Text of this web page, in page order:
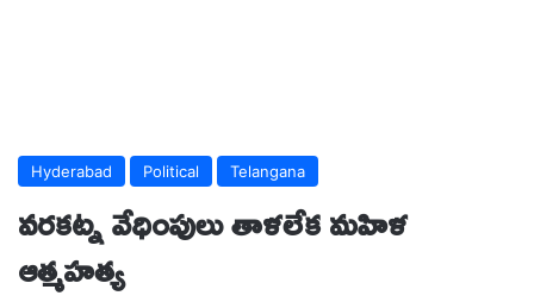
Hyderabad Political Telangana
వరకట్న వేధింపులు తాళలేక మహిళ
ఆత్మహత్య